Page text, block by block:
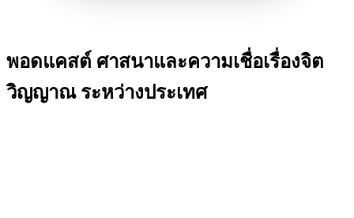
พอดแคสต์ ศาสนาและความเชื่อเรื่องจิต
วิญญาณ ระหว่างประเทศ